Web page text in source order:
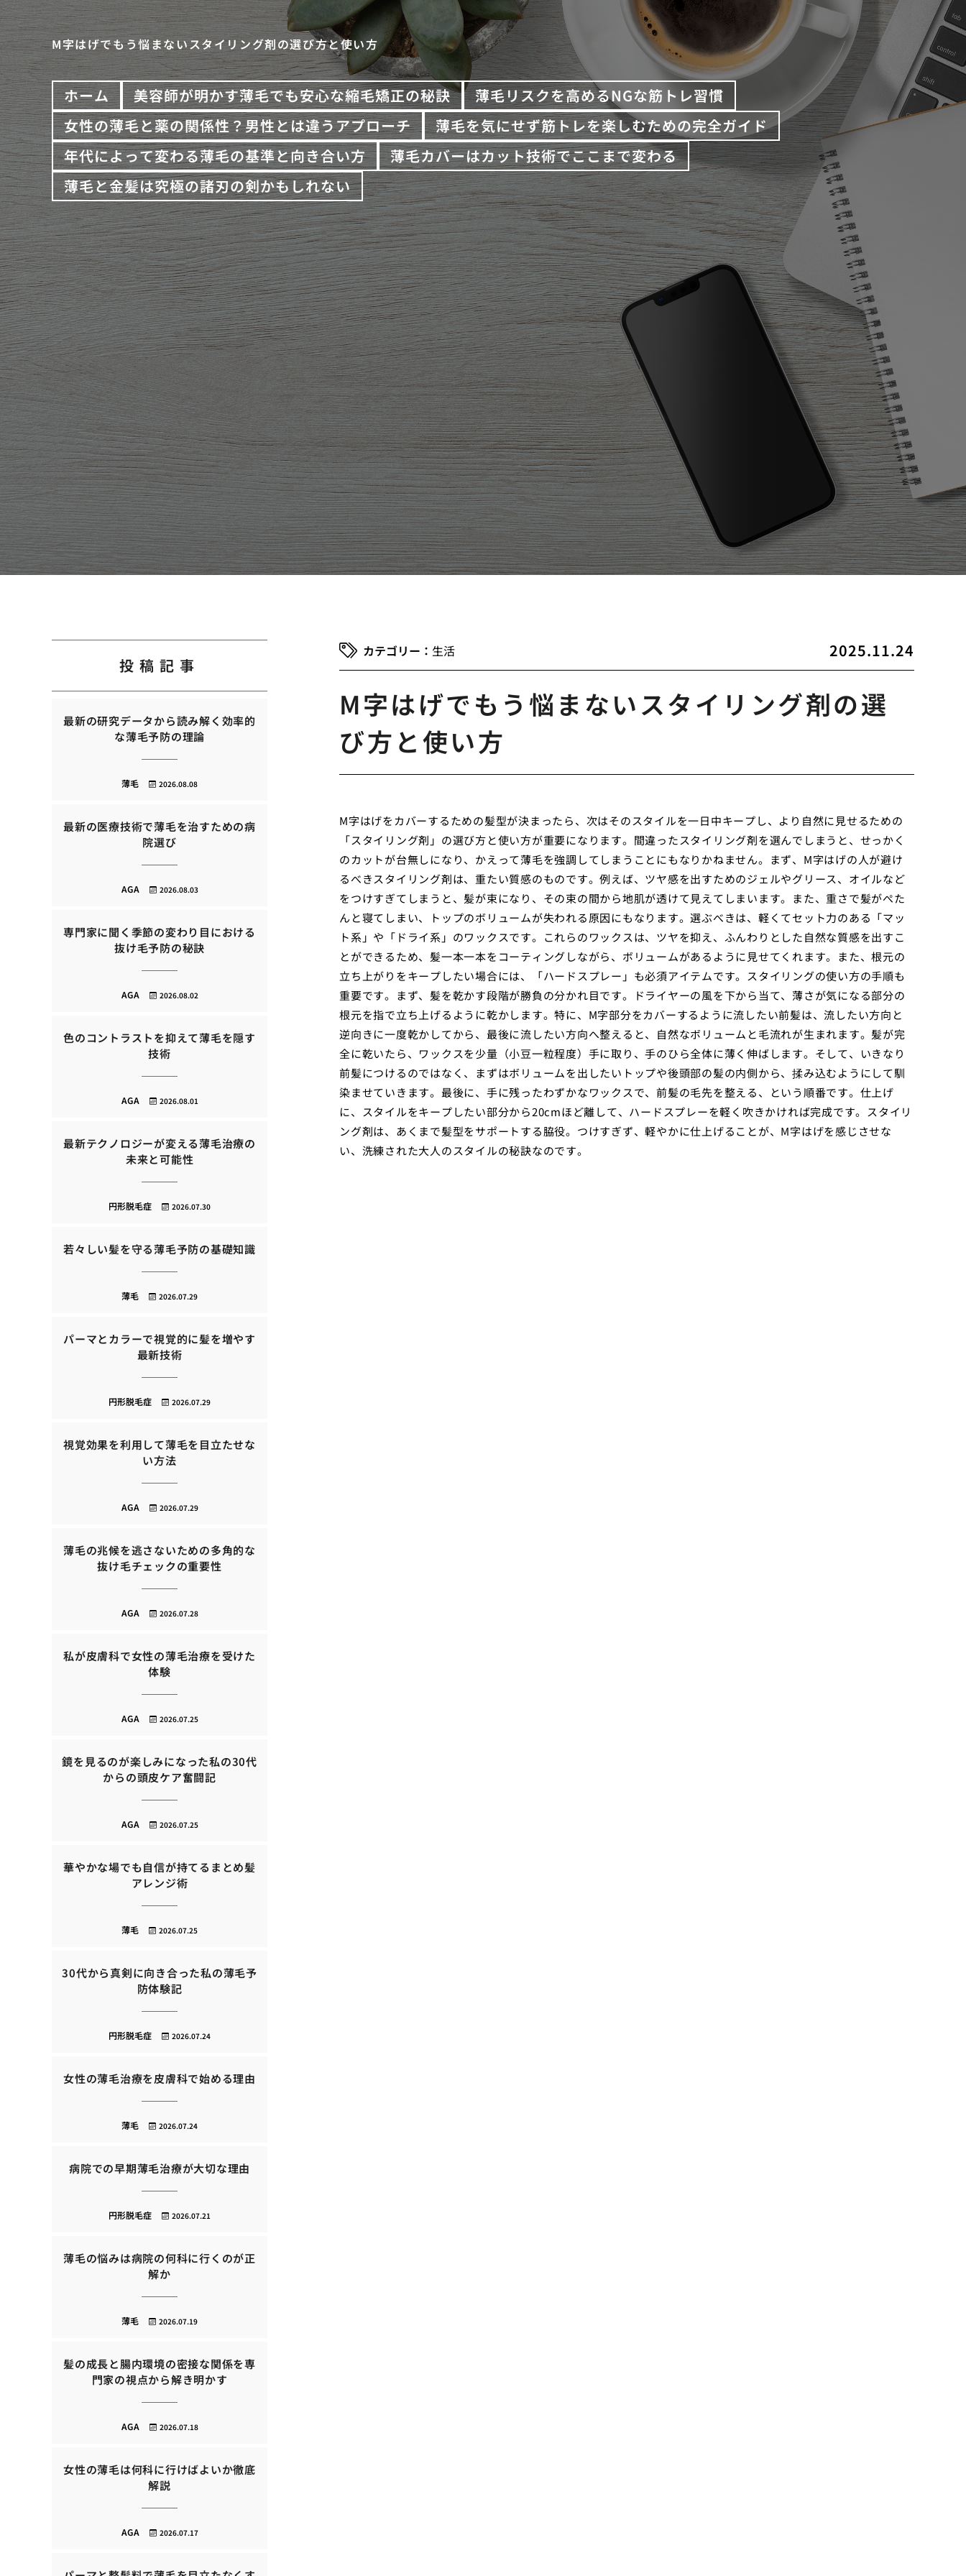
M字はげでもう悩まないスタイリング剤の選び方と使い方
ホーム 美容師が明かす薄毛でも安心な縮毛矯正の秘訣
薄毛リスクを高めるNGな筋トレ習慣
女性の薄毛と薬の関係性？男性とは違うアプローチ
薄毛を気にせず筋トレを楽しむための完全ガイド
年代によって変わる薄毛の基準と向き合い方
薄毛カバーはカット技術でここまで変わる
薄毛と金髪は究極の諸刃の剣かもしれない
2025.11.24
生活
M字はげでもう悩まないスタイリング剤の選
び方と使い方
M字はげをカバーするための髪型が決まったら、次はそのスタイルを一日中キープし、より自然に見せるための
「スタイリング剤」の選び方と使い方が重要になります。間違ったスタイリング剤を選んでしまうと、せっかく
のカットが台無しになり、かえって薄毛を強調してしまうことにもなりかねません。まず、M字はげの人が避け
るべきスタイリング剤は、重たい質感のものです。例えば、ツヤ感を出すためのジェルやグリース、オイルなど
をつけすぎてしまうと、髪が束になり、その束の間から地肌が透けて見えてしまいます。また、重さで髪がぺた
んと寝てしまい、トップのボリュームが失われる原因にもなります。選ぶべきは、軽くてセット力のある「マッ
ト系」や「ドライ系」のワックスです。これらのワックスは、ツヤを抑え、ふんわりとした自然な質感を出すこ
とができるため、髪一本一本をコーティングしながら、ボリュームがあるように見せてくれます。また、根元の
立ち上がりをキープしたい場合には、「ハードスプレー」も必須アイテムです。スタイリングの使い方の手順も
重要です。まず、髪を乾かす段階が勝負の分かれ目です。ドライヤーの風を下から当て、薄さが気になる部分の
根元を指で立ち上げるように乾かします。特に、M字部分をカバーするように流したい前髪は、流したい方向と
逆向きに一度乾かしてから、最後に流したい方向へ整えると、自然なボリュームと毛流れが生まれます。髪が完
全に乾いたら、ワックスを少量（小豆一粒程度）手に取り、手のひら全体に薄く伸ばします。そして、いきなり
前髪につけるのではなく、まずはボリュームを出したいトップや後頭部の髪の内側から、揉み込むようにして馴
染ませていきます。最後に、手に残ったわずかなワックスで、前髪の毛先を整える、という順番です。仕上げ
に、スタイルをキープしたい部分から20cmほど離して、ハードスプレーを軽く吹きかければ完成です。スタイリ
ング剤は、あくまで髪型をサポートする脇役。つけすぎず、軽やかに仕上げることが、M字はげを感じさせな
い、洗練された大人のスタイルの秘訣なのです。
投稿記事
最新の研究データから読み解く効率的
な薄毛予防の理論
2026.08.08
薄毛
最新の医療技術で薄毛を治すための病
院選び
2026.08.03
AGA
専門家に聞く季節の変わり目における
抜け毛予防の秘訣
2026.08.02
AGA
色のコントラストを抑えて薄毛を隠す
技術
2026.08.01
AGA
最新テクノロジーが変える薄毛治療の
未来と可能性
2026.07.30
円形脱毛症
若々しい髪を守る薄毛予防の基礎知識
2026.07.29
薄毛
パーマとカラーで視覚的に髪を増やす
最新技術
2026.07.29
円形脱毛症
視覚効果を利用して薄毛を目立たせな
い方法
2026.07.29
AGA
薄毛の兆候を逃さないための多角的な
抜け毛チェックの重要性
2026.07.28
AGA
私が皮膚科で女性の薄毛治療を受けた
体験
2026.07.25
AGA
鏡を見るのが楽しみになった私の30代
からの頭皮ケア奮闘記
2026.07.25
AGA
華やかな場でも自信が持てるまとめ髪
アレンジ術
2026.07.25
薄毛
30代から真剣に向き合った私の薄毛予
防体験記
2026.07.24
円形脱毛症
女性の薄毛治療を皮膚科で始める理由
2026.07.24
薄毛
病院での早期薄毛治療が大切な理由
2026.07.21
円形脱毛症
薄毛の悩みは病院の何科に行くのが正
解か
2026.07.19
薄毛
髪の成長と腸内環境の密接な関係を専
門家の視点から解き明かす
2026.07.18
AGA
女性の薄毛は何科に行けばよいか徹底
解説
2026.07.17
AGA